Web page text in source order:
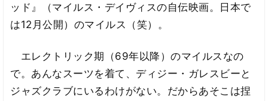
ッド』（マイルス・デイヴィスの自伝映画。日本で
は12月公開）のマイルス（笑）。
エレクトリック期（69年以降）のマイルスなの
で。あんなスーツを着て、ディジー・ガレスビーと
ジャズクラブにいるわけがない。だからあそこは捏